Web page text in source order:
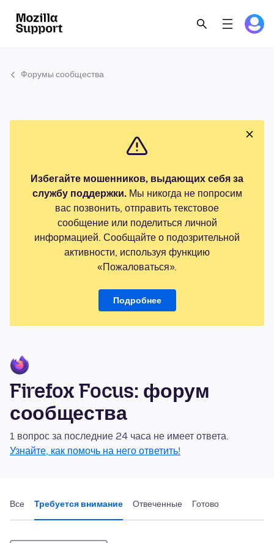
Форумы сообщества
Избегайте мошенников, выдающих себя за
службу поддержки.Мы никогда не попросим
вас позвонить, отправить текстовое
сообщение или поделиться личной
информацией. Сообщайте о подозрительной
активности, используя функцию
«Пожаловаться».
Подробнее
Firefox Focus: форум
сообщества
1 вопрос за последние 24 часа не имеет ответа.
Узнайте, как помочь на него ответить!
Все Требуется внимание Отвеченные Готово